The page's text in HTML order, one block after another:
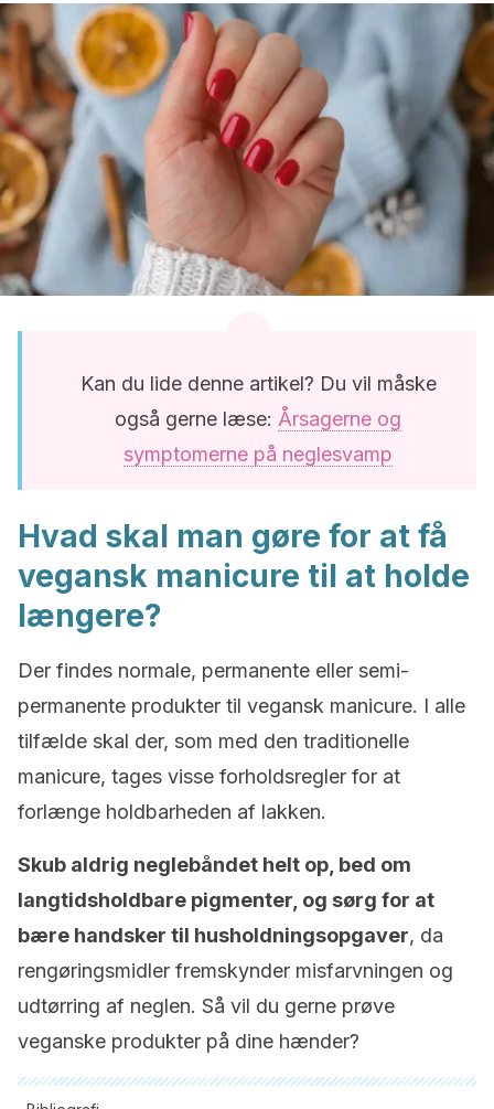
Kan du lide denne artikel? Du vil måske
også gerne læse: Årsagerne og
symptomerne på neglesvamp
Hvad skal man gøre for at få
vegansk manicure til at holde
længere?
Der findes normale, permanente eller semi-
permanente produkter til vegansk manicure. I alle
tilfælde skal der, som med den traditionelle
manicure, tages visse forholdsregler for at
forlænge holdbarheden af lakken.
Skub aldrig neglebåndet helt op, bed om
langtidsholdbare pigmenter, og sørg for at
bære handsker til husholdningsopgaver, da
rengøringsmidler fremskynder misfarvningen og
udtørring af neglen. Så vil du gerne prøve
veganske produkter på dine hænder?